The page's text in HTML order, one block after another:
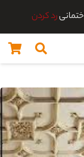
رد کردن